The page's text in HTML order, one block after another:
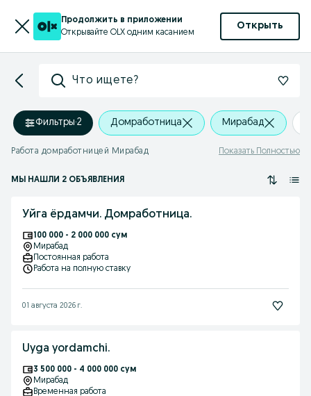
Продолжить в приложении
Открывайте OLX одним касанием
Открыть
Что ищете?
Фильтры·2 Домработница Мирабад
Работа домработницей Мирабад Показать Полностью
МЫ НАШЛИ 2 ОБЪЯВЛЕНИЯ
Уйга ёрдамчи. Домработница.
100 000 - 2 000 000 сум
Мирабад
Постоянная работа
Работа на полную ставку
01 августа 2026 г.
Uyga yordamchi.
3 500 000 - 4 000 000 сум
Мирабад
Временная работа